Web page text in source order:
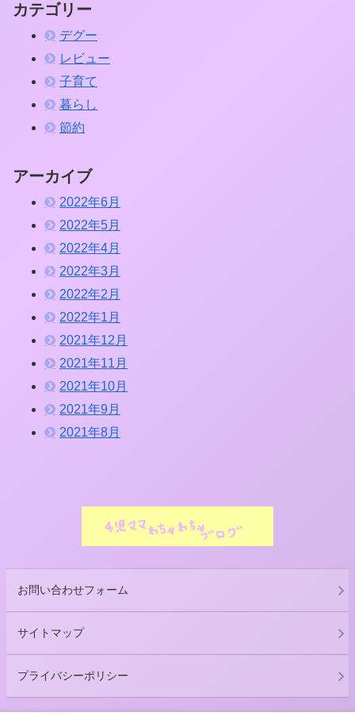
カテゴリー
デグー
レビュー
子育て
暮らし
節約
アーカイブ
2022年6月
2022年5月
2022年4月
2022年3月
2022年2月
2022年1月
2021年12月
2021年11月
2021年10月
2021年9月
2021年8月
お問い合わせフォーム
サイトマップ
プライバシーポリシー